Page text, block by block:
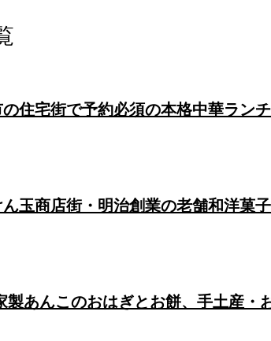
の住宅街で予約必須の本格中華ラン
ん玉商店街・明治創業の老舗和洋菓
製あんこのおはぎとお餅、手土産・